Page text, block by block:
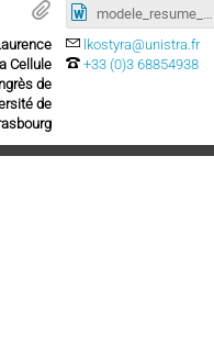
modele_resume_JECRRC2018.doc
Cellule
de
de
lkostyra@unistra.fr
+33 (0)3 68854938